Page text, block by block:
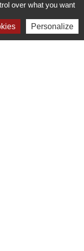
over what you want
Personalize